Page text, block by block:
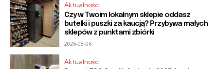
Aktualności
Czy w Twoim lokalnym sklepie oddasz
butelki i puszki za kaucją? Przybywa małych
sklepów z punktami zbiórki
2026-08-06
Aktualności